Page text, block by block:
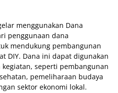
menggunakan Dana
penggunaan dana
mendukung pembangunan
DIY. Dana ini dapat digunakan
seperti pembangunan
pemeliharaan budaya
sektor ekonomi lokal.